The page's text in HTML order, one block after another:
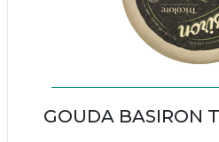
GOUDA BASIRON